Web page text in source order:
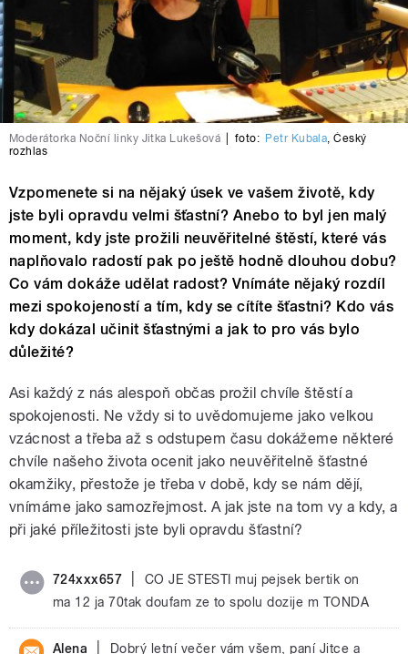
Moderátorka Noční linky Jitka Lukešová foto: Petr Kubala,Český
rozhlas
Vzpomenete si na nějaký úsek ve vašem životě, kdy
jste byli opravdu velmi šťastní? Anebo to byl jen malý
moment, kdy jste prožili neuvěřitelné štěstí, které vás
naplňovalo radostí pak po ještě hodně dlouhou dobu?
Co vám dokáže udělat radost? Vnímáte nějaký rozdíl
mezi spokojeností a tím, kdy se cítíte šťastni? Kdo vás
kdy dokázal učinit šťastnými a jak to pro vás bylo
důležité?
Asi každý z nás alespoň občas prožil chvíle štěstí a
spokojenosti. Ne vždy si to uvědomujeme jako velkou
vzácnost a třeba až s odstupem času dokážeme některé
chvíle našeho života ocenit jako neuvěřitelně šťastné
okamžiky, přestože je třeba v době, kdy se nám dějí,
vnímáme jako samozřejmost. A jak jste na tom vy a kdy, a
při jaké příležitosti jste byli opravdu šťastní?
724xxx657
CO JE STESTI muj pejsek bertik on
ma 12 ja 70tak doufam ze to spolu dozije m TONDA
Alena
Dobrý letní večer vám všem, paní Jitce a